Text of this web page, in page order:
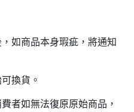
如商品本身瑕疵，將通知
換貨。
者如無法復原原始商品，